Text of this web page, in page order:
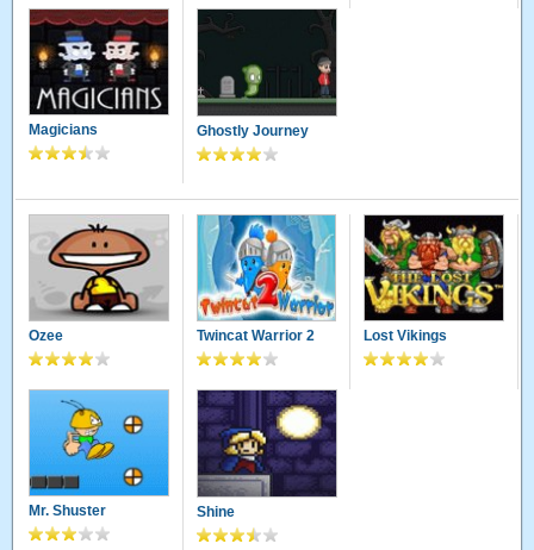
Magicians Ghostly Journey
Ozee Twincat Warrior 2 Lost Vikings
Mr. Shuster Shine